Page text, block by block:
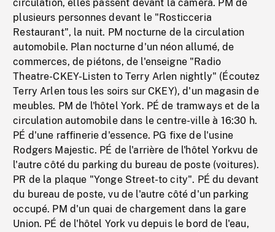
circulation, elles passent devant la caméra. PM de
plusieurs personnes devant le "Rosticceria
Restaurant", la nuit. PM nocturne de la circulation
automobile. Plan nocturne d'un néon allumé, de
commerces, de piétons, de l'enseigne "Radio
Theatre-CKEY-Listen to Terry Arlen nightly" (Écoutez
Terry Arlen tous les soirs sur CKEY), d'un magasin de
meubles. PM de l'hôtel York. PÉ de tramways et de la
circulation automobile dans le centre-ville à 16:30 h.
PÉ d'une raffinerie d'essence. PG fixe de l'usine
Rodgers Majestic. PÉ de l'arrière de l'hôtel Yorkvu de
l'autre côté du parking du bureau de poste (voitures).
PR de la plaque "Yonge Street-to city". PÉ du devant
du bureau de poste, vu de l'autre côté d'un parking
occupé. PM d'un quai de chargement dans la gare
Union. PÉ de l'hôtel York vu depuis le bord de l'eau,